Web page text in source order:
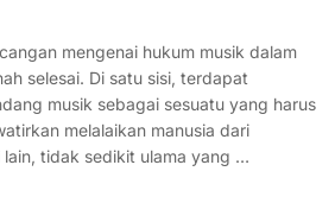
mengenai hukum musik dalam
selesai. Di satu sisi, terdapat
musik sebagai sesuatu yang harus
melalaikan manusia dari
lain, tidak sedikit ulama yang …